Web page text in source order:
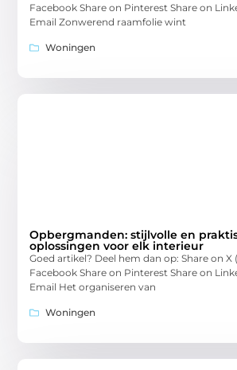
Facebook Share on Pinterest Share on
Email Zonwerend raamfolie wint
Woningen
Opbergmanden: stijlvolle en
oplossingen voor elk interieur
Goed artikel? Deel hem dan op: Share on X
Facebook Share on Pinterest Share on
Email Het organiseren van
Woningen